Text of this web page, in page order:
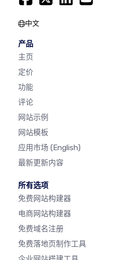
中文
产品
主页
定价
功能
评论
网站示例
网站模板
应用市场 (English)
最新更新内容
所有选项
免费网站构建器
电商网站构建器
免费域名注册
免费落地页制作工具